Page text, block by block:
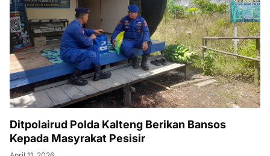
‎Ditpolairud Polda Kalteng Berikan Bansos
Kepada Masyrakat Pesisir